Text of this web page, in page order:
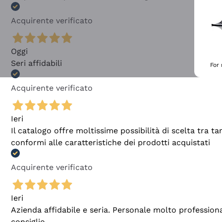
Acquirente verificato
Oggi
Seri affidabili
Acquirente verificato
Ieri
Il catalogo offre moltissime possibilità di scelta tra
conformi alle caratteristiche dei prodotti acquistati
Acquirente verificato
Ieri
Azienda affidabile e seria. Personale molto
For